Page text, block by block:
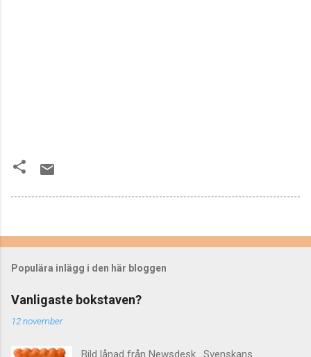
Populära inlägg i den här bloggen
Vanligaste bokstaven?
12 november
Bild lånad från Newsdesk . Svenskans